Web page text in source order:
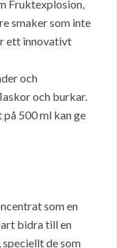
Fruktexplosion,
smaker som inte
ett innovativt
och
och burkar.
500 ml kan ge
som en
bidra till en
de som